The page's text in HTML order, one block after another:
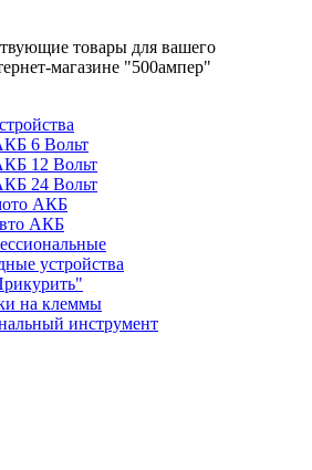
товары для вашего
магазине "500ампер"
6 Вольт
12 Вольт
24 Вольт
АКБ
АКБ
устройства
на клеммы
инструмент